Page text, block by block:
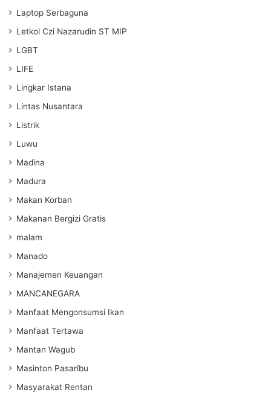
Laptop Serbaguna
Letkol Czi Nazarudin ST MIP
LGBT
LIFE
Lingkar Istana
Lintas Nusantara
Listrik
Luwu
Madina
Madura
Makan Korban
Makanan Bergizi Gratis
malam
Manado
Manajemen Keuangan
MANCANEGARA
Manfaat Mengonsumsi Ikan
Manfaat Tertawa
Mantan Wagub
Masinton Pasaribu
Masyarakat Rentan